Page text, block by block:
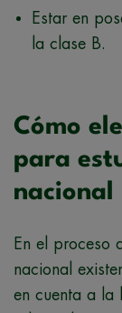
Estar en
la clase B.
Cómo
para
nacional
En el proceso
nacional
en cuenta a la